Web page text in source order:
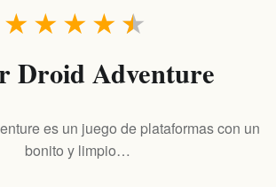
★
★
★
★
★
Droid Adventure
es un juego de plataformas con un
bonito y limpio…